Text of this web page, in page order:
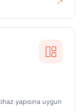
yapısına uygun